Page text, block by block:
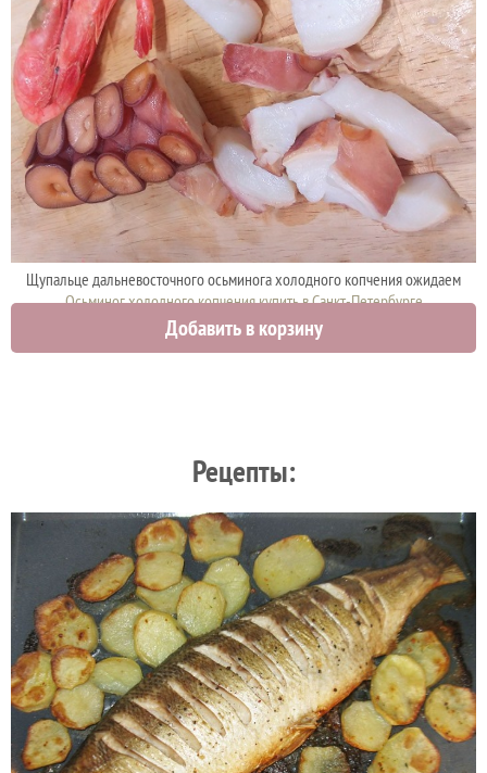
Щупальце дальневосточного осьминога холодного копчения ожидаем
Осьминог холодного копчения купить в Санкт-Петербурге
0 руб.
Добавить в корзину
Рецепты: